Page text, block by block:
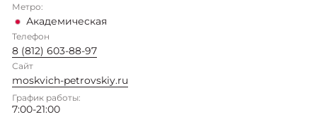
Метро:
Академическая
Телефон
8 (812) 603-88-97
Сайт
moskvich-petrovskiy.ru
График работы:
7:00-21:00